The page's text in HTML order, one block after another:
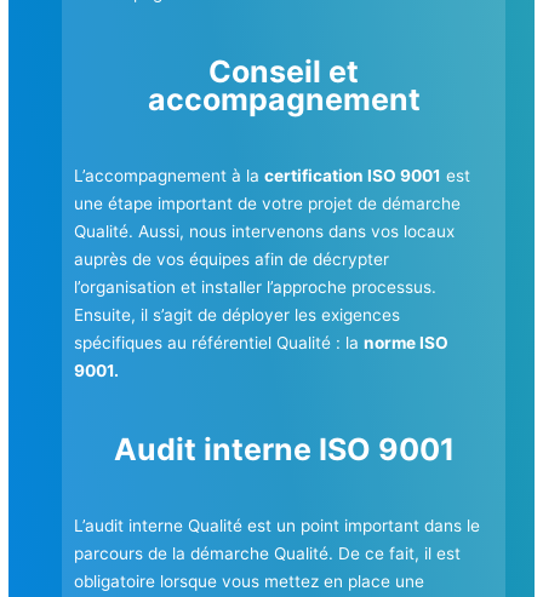
Conseil et
accompagnement
L’accompagnement à lacertification ISO 9001 est
une étape important de votre projet de démarche
Qualité. Aussi, nous intervenons dans vos locaux
auprès de vos équipes afin de décrypter
l’organisation et installer l’approche processus.
Ensuite, il s’agit de déployer les exigences
spécifiques au référentiel Qualité : lanorme ISO
9001.
Audit interne ISO 9001
L’audit interne Qualité est un point important dans le
parcours de la démarche Qualité. De ce fait, il est
obligatoire lorsque vous mettez en place une